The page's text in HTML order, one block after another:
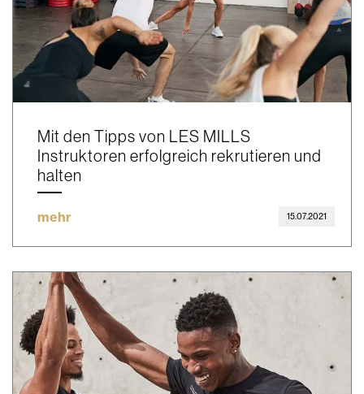
Mit den Tipps von LES MILLS
Instruktoren erfolgreich rekrutieren und
halten
mehr 15.07.2021